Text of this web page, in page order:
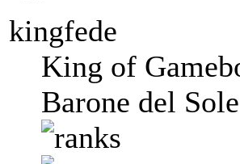
kingfede
King of
Barone del Sole